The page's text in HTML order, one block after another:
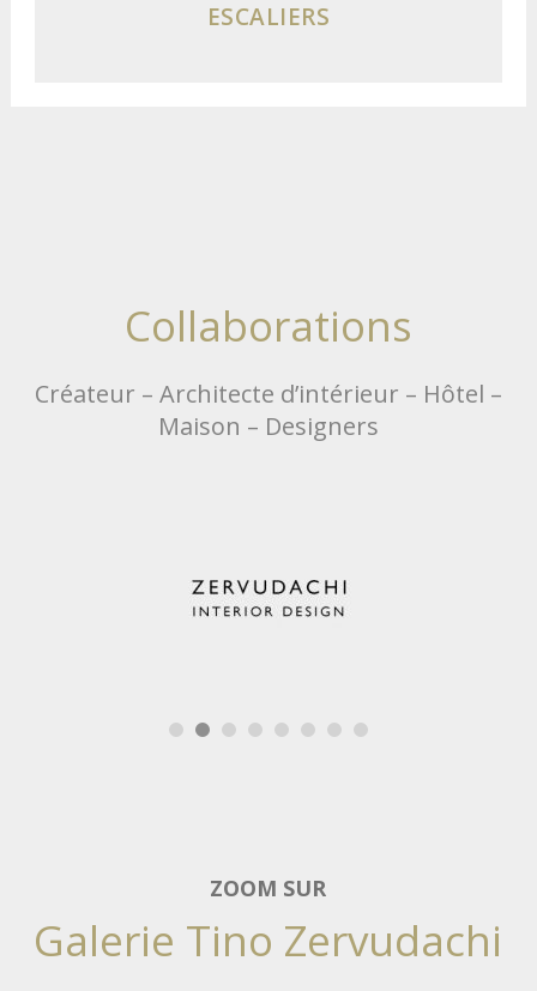
ESCALIERS
Collaborations
Créateur – Architecte d’intérieur – Hôtel –
Maison – Designers
ZOOM SUR
Galerie Tino Zervudachi